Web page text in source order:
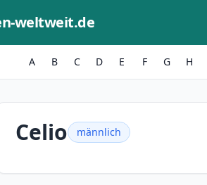
weltweit.de
A B C D E F G H
Celio männlich